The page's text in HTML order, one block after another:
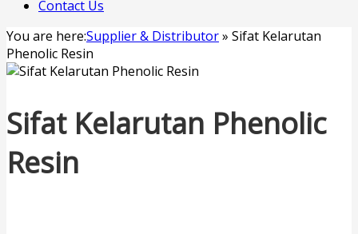
Contact Us
You are here:Supplier & Distributor» Sifat Kelarutan
Phenolic Resin
Sifat Kelarutan Phenolic
Resin